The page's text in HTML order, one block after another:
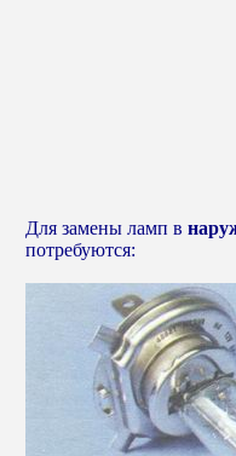
Для замены ламп в
потребуются: